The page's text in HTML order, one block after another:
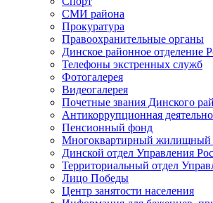
СМИ района
Прокуратура
Правоохранительные органы
Динское районное отделение
Телефоны экстренных служб
Фотогалерея
Видеогалерея
Почетные звания Динского
Антикоррупционная
Пенсионный фонд
Многоквартирный жилищный
Динской отдел Управления
Территориальный отдел
Лицо Победы
Центр занятости населения